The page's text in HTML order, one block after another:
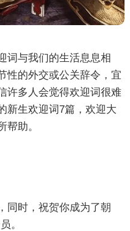
词与我们的生活息息相
性的外交或公关辞令，宜
许多人会觉得欢迎词很难
新生欢迎词7篇，欢迎大
帮助。
同时，祝贺你成为了朝
。